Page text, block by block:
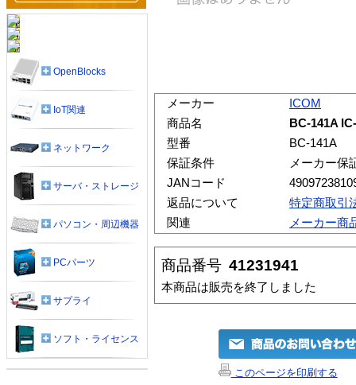
メーカー
ICOM
商品名
BC-141A
型番
BC-141A
保証条件
メーカー保
JANコード
返品について
特定商取引
関連
メーカー商
商品番号 41231941
本商品は販売を終了しました
このページを印刷する
OpenBlocks
IoT関連
ネットワーク
サーバ・ストレージ
パソコン・周辺機器
PCパーツ
サプライ
ソフト・ライセンス